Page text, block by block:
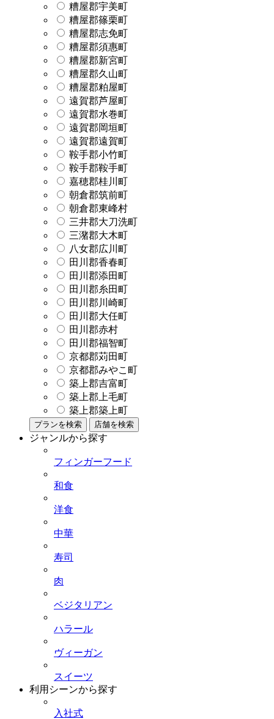
糟屋郡宇美町
糟屋郡篠栗町
糟屋郡志免町
糟屋郡須惠町
糟屋郡新宮町
糟屋郡久山町
糟屋郡粕屋町
遠賀郡芦屋町
遠賀郡水巻町
遠賀郡岡垣町
遠賀郡遠賀町
鞍手郡小竹町
鞍手郡鞍手町
嘉穂郡桂川町
朝倉郡筑前町
朝倉郡東峰村
三井郡大刀洗町
三潴郡大木町
八女郡広川町
田川郡香春町
田川郡添田町
田川郡糸田町
田川郡川崎町
田川郡大任町
田川郡赤村
田川郡福智町
京都郡苅田町
京都郡みやこ町
築上郡吉富町
築上郡上毛町
築上郡築上町
プランを検索 店舗を検索
ジャンルから探す
フィンガーフード
和食
洋食
中華
寿司
肉
ベジタリアン
ハラール
ヴィーガン
スイーツ
利用シーンから探す
入社式